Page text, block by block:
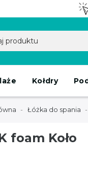
Kołdry
Łóżka do spania
foam Koło